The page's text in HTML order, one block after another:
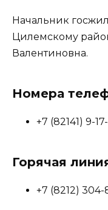
Начальник
Цилемскому
Валентиновна.
Номера
+7 (82141) 9-
Горячая
+7 (8212) 304-